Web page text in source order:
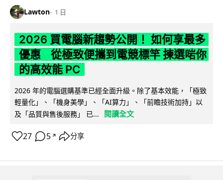
Lawton 1 日
2026 買電腦新趨勢公開！ 如何享最多
優惠 從極致便攜到電競標竿 揀選啱你
的高效能 PC
2026 年的電腦選購基準已經全面升級。除了基本效能，「極致
輕量化」、「機身美學」、「AI算力」、「前瞻技術加持」以
及「品質與售後服務」 已...
閱讀全文
27 5 ↗ 分享